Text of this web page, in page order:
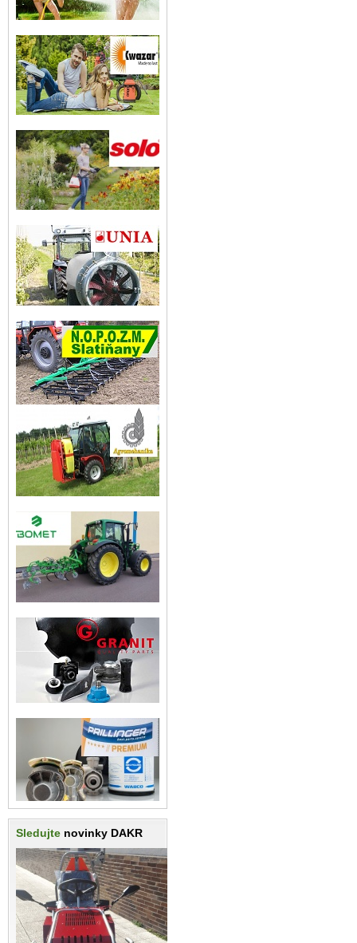
Sledujte novinky DAKR